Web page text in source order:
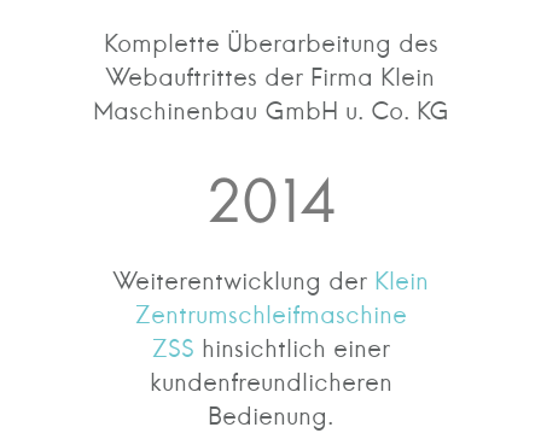
Komplette Überarbeitung des
Webauftrittes der Firma Klein
Maschinenbau GmbH u. Co. KG
2014
Weiterentwicklung der Klein
Zentrumschleifmaschine
ZSS hinsichtlich einer
kundenfreundlicheren
Bedienung.